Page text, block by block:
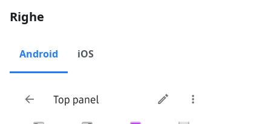
Righe
Android iOS